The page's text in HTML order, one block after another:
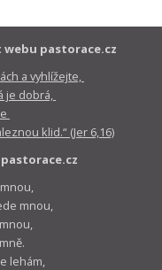
pastorace.cz
a vyhlížejte,
je dobrá,
klid.“ (Jer 6,16)
mnou,
lehám,